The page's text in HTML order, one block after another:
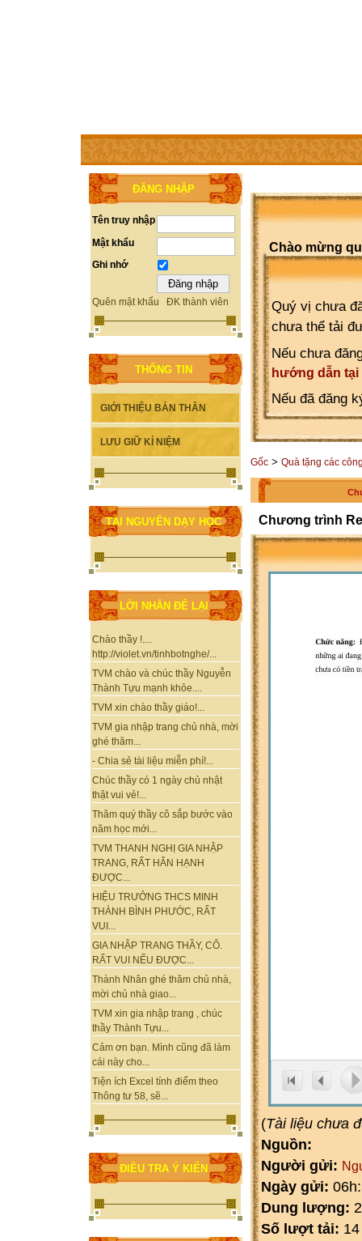
TRANG CHỦ THÀNH VIÊN TRỢ GIÚP WEBSITE
ĐĂNG NHẬP
Tên truy nhập
Mật khẩu
Ghi nhớ
Quên mật khẩu ĐK thành viên
THÔNG TIN
GIỚI THIỆU BẢN THÂN
LƯU GIỮ KỈ NIỆM
TÀI NGUYÊN DẠY HỌC
LỜI NHẮN ĐỂ LẠI
Chào thầy !....
http://violet.vn/tinhbotnghe/...
TVM chào và chúc thầy Nguyễn
Thành Tựu mạnh khỏe....
TVM xin chào thầy giáo!...
TVM gia nhập trang chủ nhà, mời
ghé thăm...
- Chia sẻ tài liệu miễn phí!...
Chúc thầy có 1 ngày chủ nhật
thật vui vẻ!...
Thăm quý thầy cô sắp bước vào
năm học mới...
TVM THANH NGHỊ GIA NHẬP
TRANG, RẤT HÂN HẠNH
ĐƯỢC...
HIỆU TRƯỞNG THCS MINH
THÀNH BÌNH PHƯỚC, RẤT
VUI...
GIA NHẬP TRANG THẦY, CÔ.
RẤT VUI NẾU ĐƯỢC...
Thành Nhân ghé thăm chủ nhà,
mời chủ nhà giao...
TVM xin gia nhập trang , chúc
thầy Thành Tựu...
Cảm ơn bạn. Mình cũng đã làm
cái này cho...
Tiện ích Excel tính điểm theo
Thông tư 58, sẽ...
ĐIỀU TRA Ý KIẾN
Chào mừng
Quý vị chưa
chưa thể tải
Nếu chưa
hướng dẫn tại
Nếu đã đăng
Gốc > Quà tặng các
Chương trình
(Tài liệu chưa
Nguồn:
Người gửi:
Ngày gửi:
Dung lượng:
Số lượt tải: 14